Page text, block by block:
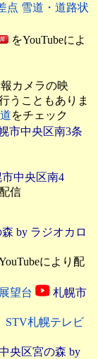
点 雪道・道路状
をYouTubeによ
カメラの映
うこともありま
をチェック
市中央区南3条
中央区南4
信
by ラジオカロ
により配
望台
札幌市
STV札幌テレビ
央区宮の森 by